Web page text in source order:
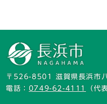
〒526-8501 滋賀県長浜市
電話： 0749-62-4111 （代